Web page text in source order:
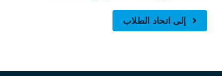
إلى اتحاد الطلاب